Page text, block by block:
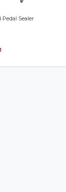
Pedal Sealer